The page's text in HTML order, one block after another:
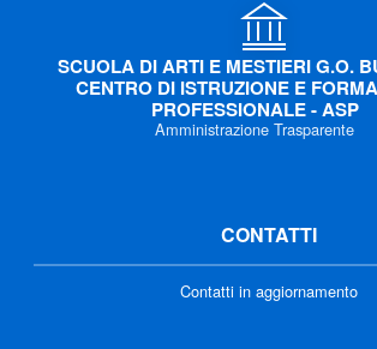
SCUOLA DI ARTI E MESTIERI G.O.
CENTRO DI ISTRUZIONE E
PROFESSIONALE - ASP
Amministrazione Trasparente
CONTATTI
Contatti in aggiornamento